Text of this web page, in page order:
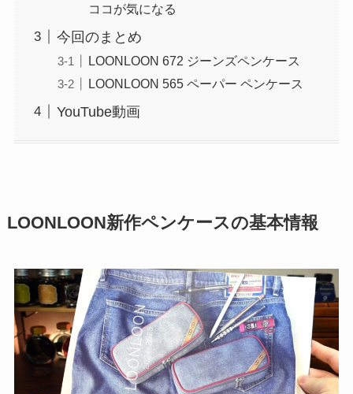
ココが気になる
今回のまとめ
LOONLOON 672 ジーンズペンケース
LOONLOON 565 ペーパー ペンケース
YouTube動画
LOONLOON新作ペンケースの基本情報